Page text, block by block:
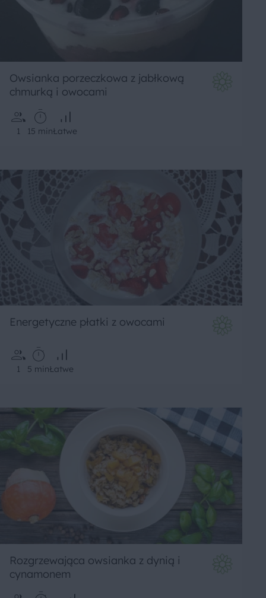
Owsianka porzeczkowa z jabłkową
chmurką i owocami
1 15 minŁatwe
Energetyczne płatki z owocami
1 5 minŁatwe
Rozgrzewająca owsianka z dynią i
cynamonem